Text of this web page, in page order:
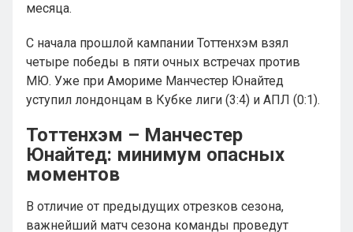
месяца.
С начала прошлой кампании Тоттенхэм взял
четыре победы в пяти очных встречах против
МЮ. Уже при Амориме Манчестер Юнайтед
уступил лондонцам в Кубке лиги (3:4) и АПЛ (0:1).
Тоттенхэм – Манчестер
Юнайтед: минимум опасных
моментов
В отличие от предыдущих отрезков сезона,
важнейший матч сезона команды проведут